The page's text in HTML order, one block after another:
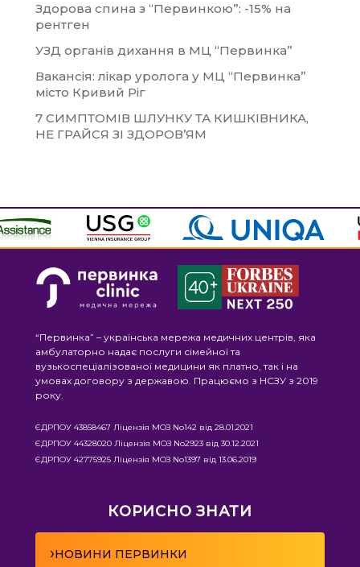
Здорова спина з “Первинкою”: -15% на
рентген
УЗД органів дихання в МЦ “Первинка”
Вакансія: лікар уролога у МЦ “Первинка”
місто Кривий Ріг
7 СИМПТОМІВ ШЛУНКУ ТА КИШКІВНИКА,
НЕ ГРАЙСЯ ЗІ ЗДОРОВ’ЯМ
“Первинка” – українська мережа медичних центрів, яка
амбулаторно надає послуги сімейної та
вузькоспеціалізованої медицини як платно, так і на
умовах договору з державою. Працюємо з НСЗУ з 2019
року.
ЄДРПОУ 43858467 Ліцензія МОЗ No142 від 28.01.2021
ЄДРПОУ 44328020 Ліцензія МОЗ No2923 від 30.12.2021
ЄДРПОУ 42775925 Ліцензія МОЗ No1397 від 13.06.2019
КОРИСНО ЗНАТИ
›НОВИНИ ПЕРВИНКИ